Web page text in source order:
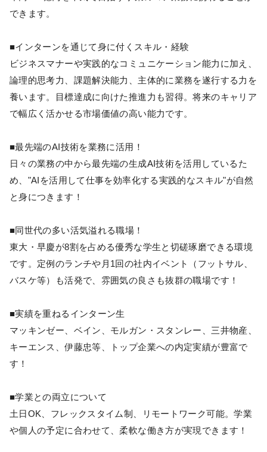
できます。
■インターンを通じて身に付くスキル・経験
ビジネスマナーや実践的なコミュニケーション能力に加え、
論理的思考力、課題解決能力、主体的に業務を遂行する力を
養います。目標達成に向けた推進力も習得。将来のキャリア
で幅広く活かせる市場価値の高い能力です。
■最先端のAI技術を業務に活用！
日々の業務の中から最先端の生成AI技術を活用しているた
め、"AIを活用して仕事を効率化する実践的なスキル"が自然
と身につきます！
■同世代の多い活気溢れる職場！
東大・早慶が8割を占める優秀な学生と切磋琢磨できる環境
です。定例のランチや月1回の社内イベント（フットサル、
バスケ等）も活発で、雰囲気の良さも抜群の職場です！
■実績を重ねるインターン生
マッキンゼー、ベイン、モルガン・スタンレー、三井物産、
キーエンス、伊藤忠等、トップ企業への内定実績が豊富で
す！
■学業との両立について
土日OK、フレックスタイム制、リモートワーク可能。学業
や個人の予定に合わせて、柔軟な働き方が実現できます！